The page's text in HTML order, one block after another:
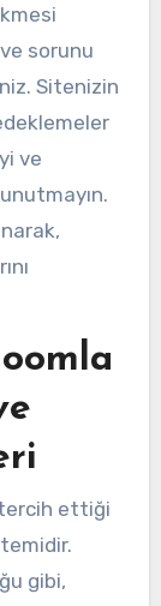
sorunu
Sitenizin
ve
ettiği
gibi,